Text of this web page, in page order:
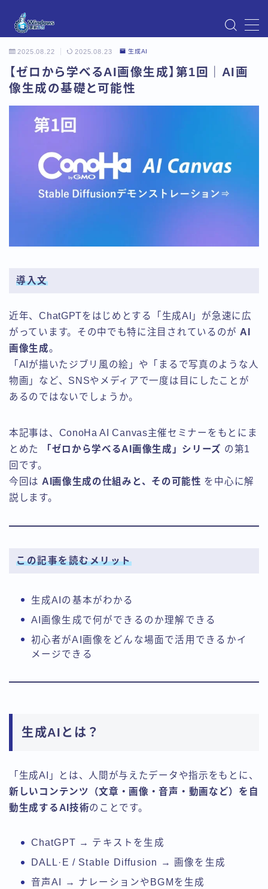
Instagram
Windows Updateの不具合・エラー対処法まとめ
【Windows11対応】
お問い合わせ
トップページ
プライバシーポリシー
メニュー
2025.08.22 2025.08.23 生成AI
【ゼロから学べるAI画像生成】第1回｜AI画
像生成の基礎と可能性
導入文
近年、ChatGPTをはじめとする「生成AI」が急速に広
がっています。その中でも特に注目されているのが AI
画像生成。
「AIが描いたジブリ風の絵」や「まるで写真のような人
物画」など、SNSやメディアで一度は目にしたことが
あるのではないでしょうか。
本記事は、ConoHa AI Canvas主催セミナーをもとにま
とめた
「ゼロから学べるAI画像生成」シリーズ の第1
回です。
今回は AI画像生成の仕組みと、その可能性 を中心に解
説します。
この記事を読むメリット
生成AIの基本がわかる
AI画像生成で何ができるのか理解できる
初心者がAI画像をどんな場面で活用できるかイ
メージできる
生成AIとは？
「生成AI」とは、人間が与えたデータや指示をもとに、
新しいコンテンツ（文章・画像・音声・動画など）を自
動生成するAI技術のことです。
ChatGPT → テキストを生成
DALL·E / Stable Diffusion → 画像を生成
音声AI → ナレーションやBGMを生成